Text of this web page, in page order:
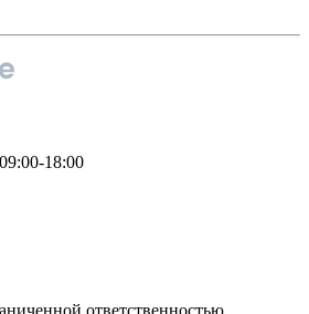
18:00
ответственностью